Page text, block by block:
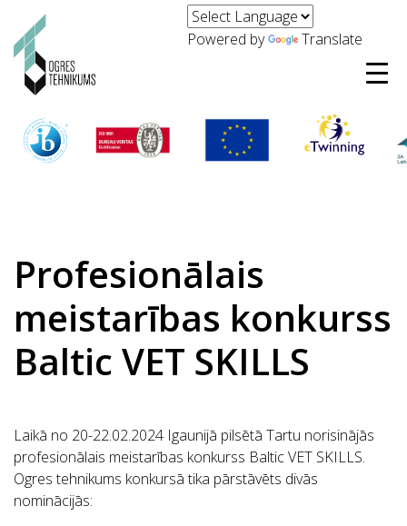
Powered by Translate
Profesionālais
meistarības konkurss
Baltic VET SKILLS
Laikā no 20-22.02.2024 Igaunijā pilsētā Tartu norisinājās
profesionālais meistarības konkurss Baltic VET SKILLS.
Ogres tehnikums konkursā tika pārstāvēts divās
nominācijās: